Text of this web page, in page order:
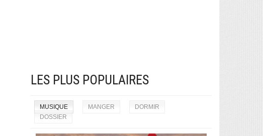
LES PLUS POPULAIRES
MUSIQUE MANGER
DORMIR
DOSSIER